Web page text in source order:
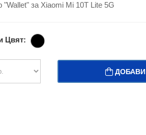
"Wallet" за Xiaomi Mi 10T Lite 5G
Цвят:
ДОБАВИ